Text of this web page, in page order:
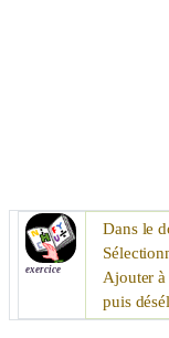
exercice
Dans le
Ajouter à
puis